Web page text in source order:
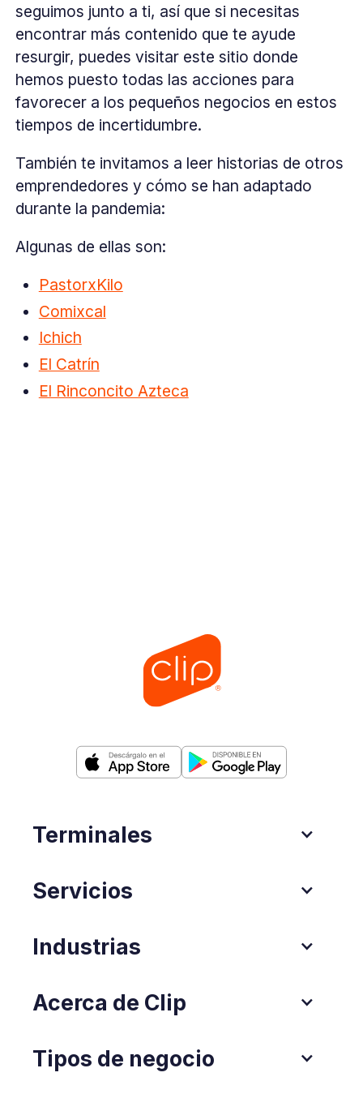
seguimos junto a ti, así que si necesitas
encontrar más contenido que te ayude
resurgir, puedes visitar este sitio donde
hemos puesto todas las acciones para
favorecer a los pequeños negocios en estos
tiempos de incertidumbre.
También te invitamos a leer historias de otros
emprendedores y cómo se han adaptado
durante la pandemia:
Algunas de ellas son:
PastorxKilo
Comixcal
Ichich
El Catrín
El Rinconcito Azteca
Terminales
Servicios
Industrias
Acerca de Clip
Tipos de negocio